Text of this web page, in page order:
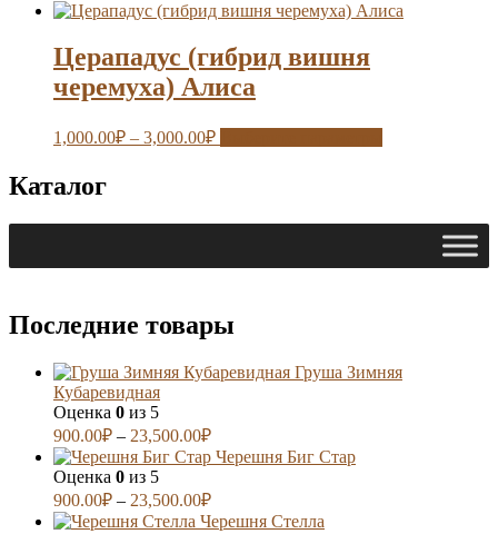
Церападус (гибрид вишня
черемуха) Алиса
1,000.00₽ – 3,000.00₽
Каталог
Последние товары
Груша Зимняя
Кубаревидная
Оценка 0 из 5
900.00₽ – 23,500.00₽
Черешня Биг Стар
Оценка 0 из 5
900.00₽ – 23,500.00₽
Черешня Стелла